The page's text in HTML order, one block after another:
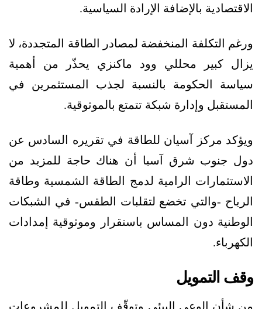
الاقتصادية بالإضافة الإرادة السياسية.
ورغم التكلفة المنخفضة لمصادر الطاقة المتجددة، لا
يزال كبير محللي وود ماكنزي يحذّر من أهمية
سياسة الحكومة بالنسبة لجذب المستثمرين في
المستقبل وإدارة شبكة تتمتع بالموثوقية.
ويؤكد مركز آسيان للطاقة في تقريره السادس عن
دول جنوب شرق آسيا أن هناك حاجة للمزيد من
الاستثمارات الرامية لدمج الطاقة الشمسية وطاقة
الرياح -والتي تخضع لتقلبات الطقس- في الشبكات
الوطنية دون المساس باستقرار وموثوقية إمدادات
الكهرباء.
وقف التمويل
من شأن الوعي البيئي وتوقّف التمويل للمشروعات